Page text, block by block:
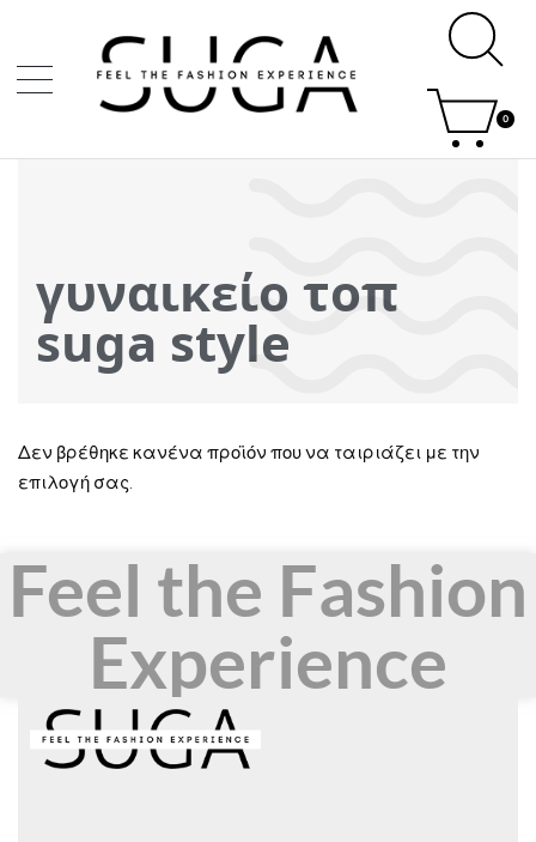
0
γυναικείο τοπ
suga style
Δεν βρέθηκε κανένα προϊόν που να ταιριάζει με την
επιλογή σας.
Feel the Fashion
Experience